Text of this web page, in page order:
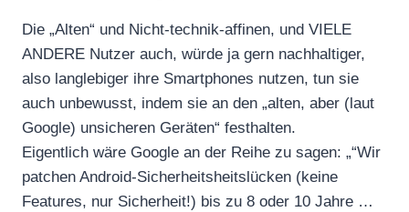
Die „Alten“ und Nicht-technik-affinen, und VIELE
ANDERE Nutzer auch, würde ja gern nachhaltiger,
also langlebiger ihre Smartphones nutzen, tun sie
auch unbewusst, indem sie an den „alten, aber (laut
Google) unsicheren Geräten“ festhalten.
Eigentlich wäre Google an der Reihe zu sagen: „“Wir
patchen Android-Sicherheitsheitslücken (keine
Features, nur Sicherheit!) bis zu 8 oder 10 Jahre …